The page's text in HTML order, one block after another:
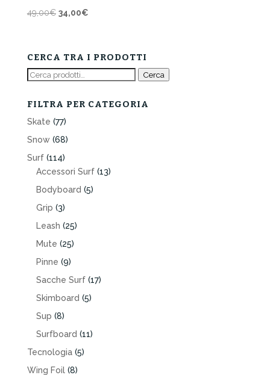
49,00€ Il
era:
49,00€.
34,00€Il
è:
34,00€.
CERCA TRA I PRODOTTI
Cerca: Cerca
FILTRA PER CATEGORIA
Skate (77)
Snow (68)
Surf (114)
Accessori Surf (13)
Bodyboard (5)
Grip (3)
Leash (25)
Mute (25)
Pinne (9)
Sacche Surf (17)
Skimboard (5)
Sup (8)
Surfboard (11)
Tecnologia (5)
Wing Foil (8)